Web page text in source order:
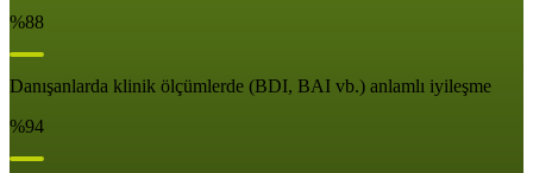
%88
Danışanlarda klinik ölçümlerde (BDI, BAI vb.) anlamlı iyileşme
%94